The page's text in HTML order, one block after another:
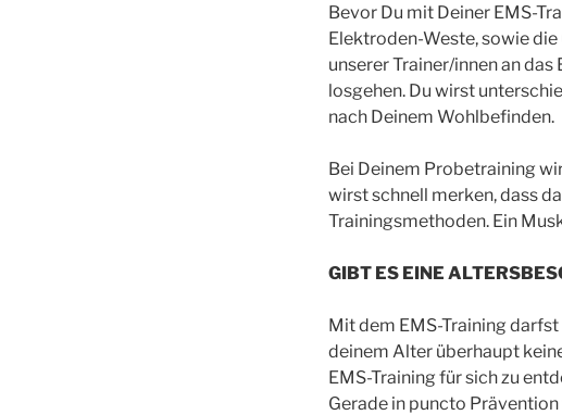
Bevor Du mit Deiner EMS-
Elektroden-Weste, sowie
unserer Trainer/innen an
losgehen. Du wirst
nach Deinem Wohlbefinden.
Bei Deinem Probetraining
wirst schnell merken, dass
Trainingsmethoden. Ein
GIBT ES EINE
Mit dem EMS-Training darfst
deinem Alter überhaupt
EMS-Training für sich zu
Gerade in puncto